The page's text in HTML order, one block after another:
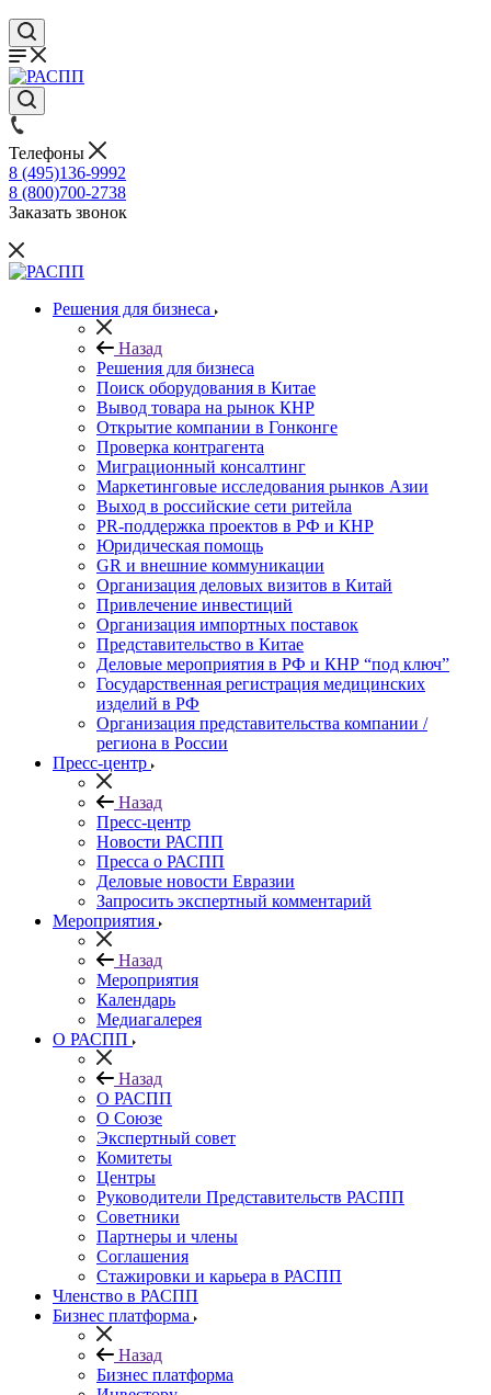
Телефоны
8 (495)136-9992
8 (800)700-2738
Заказать звонок
Решения для бизнеса
Назад
Решения для бизнеса
Поиск оборудования в Китае
Вывод товара на рынок КНР
Открытие компании в Гонконге
Проверка контрагента
Миграционный консалтинг
Маркетинговые исследования рынков Азии
Выход в российские сети ритейла
PR-поддержка проектов в РФ и КНР
Юридическая помощь
GR и внешние коммуникации
Организация деловых визитов в Китай
Привлечение инвестиций
Организация импортных поставок
Представительство в Китае
Деловые мероприятия в РФ и КНР “под ключ”
Государственная регистрация медицинских
изделий в РФ
Организация представительства компании /
региона в России
Пресс-центр
Назад
Пресс-центр
Новости РАСПП
Пресса о РАСПП
Деловые новости Евразии
Запросить экспертный комментарий
Мероприятия
Назад
Мероприятия
Календарь
Медиагалерея
О РАСПП
Назад
О РАСПП
О Союзе
Экспертный совет
Комитеты
Центры
Руководители Представительств РАСПП
Советники
Партнеры и члены
Соглашения
Стажировки и карьера в РАСПП
Членство в РАСПП
Бизнес платформа
Назад
Бизнес платформа